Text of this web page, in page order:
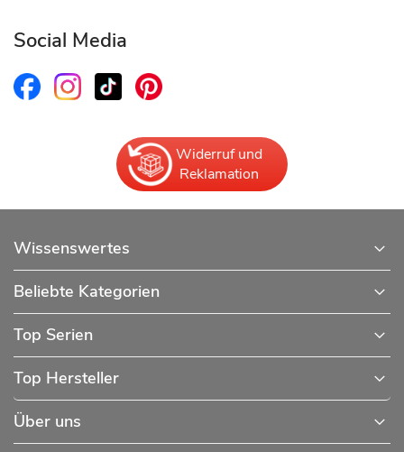
Social Media
Widerruf und
Reklamation
Wissenswertes
Beliebte Kategorien
Top Serien
Top Hersteller
Über uns